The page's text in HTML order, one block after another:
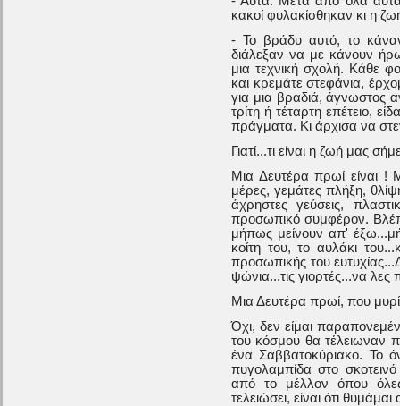
κακοί φυλακίσθηκαν κι η
- Το βράδυ αυτό, το
διάλεξαν να με κάνουν
μια τεχνική σχολή. Κάθε
και κρεμάτε στεφάνια,
για μια βραδιά,
τρίτη ή τέταρτη επέτειο,
πράγματα. Κι άρχισα να
Γιατί...τι είναι η ζωή μας
Μια Δευτέρα πρωί είναι !
μέρες, γεμάτες πλήξη,
άχρηστες γεύσεις,
προσωπικό συμφέρον.
μήπως μείνουν απ'
κοίτη του, το αυλάκι
προσωπικής του
ψώνια...τις γιορτές...να λες
Μια Δευτέρα πρωί, που
Όχι, δεν είμαι
του κόσμου θα τέλειωναν
ένα Σαββατοκύριακο. Το
πυγολαμπίδα στο
από το μέλλον όπου
τελειώσει, είναι ότι